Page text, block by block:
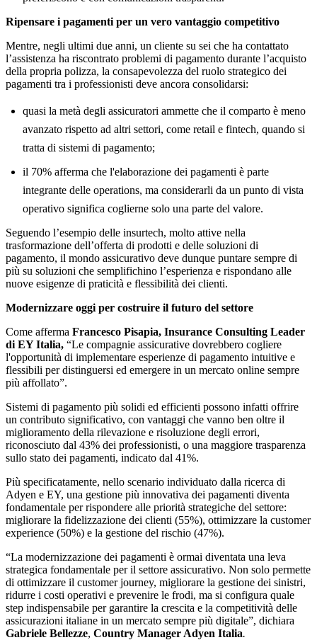
Ripensare i pagamenti per un vero vantaggio competitivo
Mentre, negli ultimi due anni, un cliente su sei che ha contattato
l’assistenza ha riscontrato problemi di pagamento durante l’acquisto
della propria polizza, la consapevolezza del ruolo strategico dei
pagamenti tra i professionisti deve ancora consolidarsi:
quasi la metà degli assicuratori ammette che il comparto è meno
avanzato rispetto ad altri settori, come retail e fintech, quando si
tratta di sistemi di pagamento;
il 70% afferma che l'elaborazione dei pagamenti è parte
integrante delle operations, ma considerarli da un punto di vista
operativo significa coglierne solo una parte del valore.
Seguendo l’esempio delle insurtech, molto attive nella
trasformazione dell’offerta di prodotti e delle soluzioni di
pagamento, il mondo assicurativo deve dunque puntare sempre di
più su soluzioni che semplifichino l’esperienza e rispondano alle
nuove esigenze di praticità e flessibilità dei clienti.
Modernizzare oggi per costruire il futuro del settore
Come afferma Francesco Pisapia, Insurance Consulting Leader
di EY Italia, “Le compagnie assicurative dovrebbero cogliere
l'opportunità di implementare esperienze di pagamento intuitive e
flessibili per distinguersi ed emergere in un mercato online sempre
più affollato”.
Sistemi di pagamento più solidi ed efficienti possono infatti offrire
un contributo significativo, con vantaggi che vanno ben oltre il
miglioramento della rilevazione e risoluzione degli errori,
riconosciuto dal 43% dei professionisti, o una maggiore trasparenza
sullo stato dei pagamenti, indicato dal 41%.
Più specificatamente, nello scenario individuato dalla ricerca di
Adyen e EY, una gestione più innovativa dei pagamenti diventa
fondamentale per rispondere alle priorità strategiche del settore:
migliorare la fidelizzazione dei clienti (55%), ottimizzare la customer
experience (50%) e la gestione del rischio (47%).
“La modernizzazione dei pagamenti è ormai diventata una leva
strategica fondamentale per il settore assicurativo. Non solo permette
di ottimizzare il customer journey, migliorare la gestione dei sinistri,
ridurre i costi operativi e prevenire le frodi, ma si configura quale
step indispensabile per garantire la crescita e la competitività delle
assicurazioni italiane in un mercato sempre più digitale”, dichiara
Gabriele Bellezze, Country Manager Adyen Italia.